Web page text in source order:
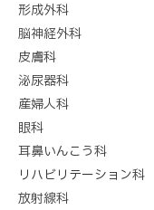
形成外科
脳神経外科
皮膚科
泌尿器科
産婦人科
眼科
耳鼻いんこう科
リハビリテーション科
放射線科